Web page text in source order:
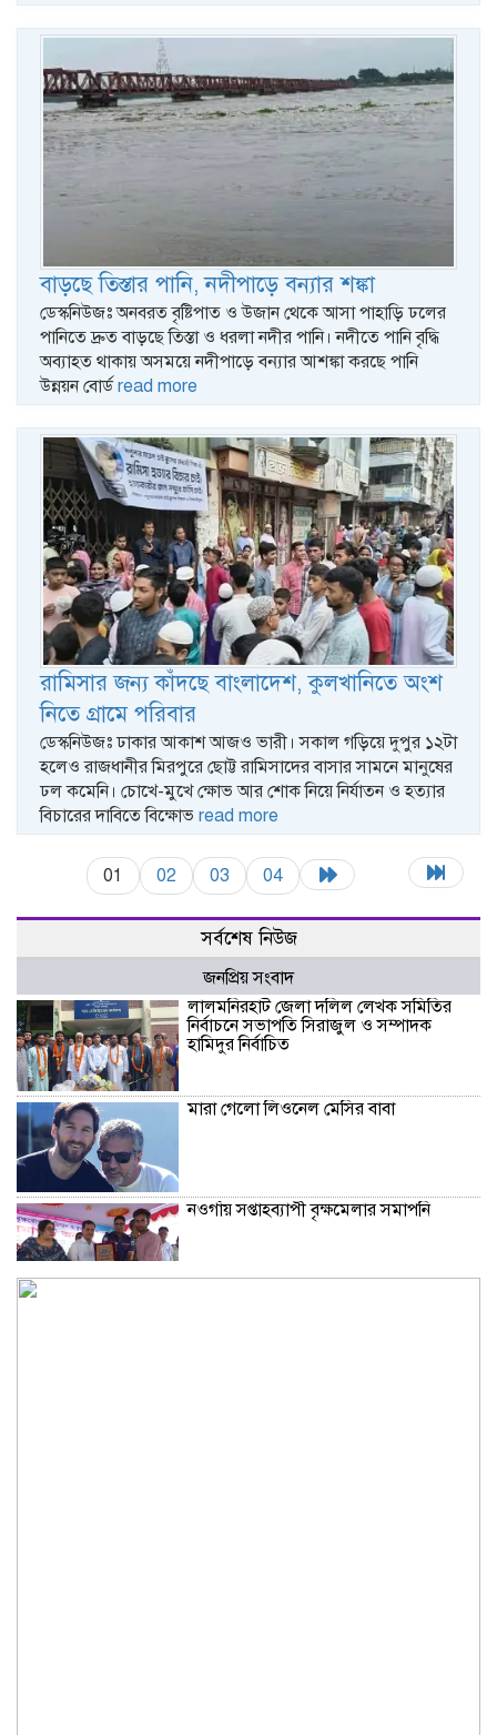
বাড়ছে তিস্তার পানি, নদীপাড়ে বন্যার শঙ্কা
ডেস্কনিউজঃ অনবরত বৃষ্টিপাত ও উজান থেকে আসা পাহাড়ি ঢলের
পানিতে দ্রুত বাড়ছে তিস্তা ও ধরলা নদীর পানি। নদীতে পানি বৃদ্ধি
অব্যাহত থাকায় অসময়ে নদীপাড়ে বন্যার আশঙ্কা করছে পানি
উন্নয়ন বোর্ডread more
রামিসার জন্য কাঁদছে বাংলাদেশ, কুলখানিতে অংশ
নিতে গ্রামে পরিবার
ডেস্কনিউজঃ ঢাকার আকাশ আজও ভারী। সকাল গড়িয়ে দুপুর ১২টা
হলেও রাজধানীর মিরপুরে ছোট্ট রামিসাদের বাসার সামনে মানুষের
ঢল কমেনি। চোখে-মুখে ক্ষোভ আর শোক নিয়ে নির্যাতন ও হত্যার
বিচারের দাবিতে বিক্ষোভ read more
01 02 03 04
সর্বশেষ নিউজ
জনপ্রিয় সংবাদ
‎লালমনিরহাট জেলা দলিল লেখক সমিতির
নির্বাচনে সভাপতি সিরাজুল ও সম্পাদক
হামিদুর নির্বাচিত
মারা গেলো লিওনেল মেসির বাবা
নওগাঁয় সপ্তাহব্যাপী বৃক্ষমেলার সমাপনি